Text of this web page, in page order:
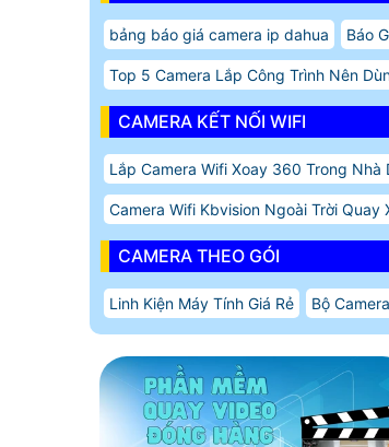
bảng báo giá camera ip dahua Báo
Top 5 Camera Lắp Công Trình Nên
CAMERA KẾT NỐI WIFI
Lắp Camera Wifi Xoay 360 Trong Nhà
Camera Wifi Kbvision Ngoài Trời Quay
CAMERA THEO GÓI
Linh Kiện Máy Tính Giá Rẻ Bộ